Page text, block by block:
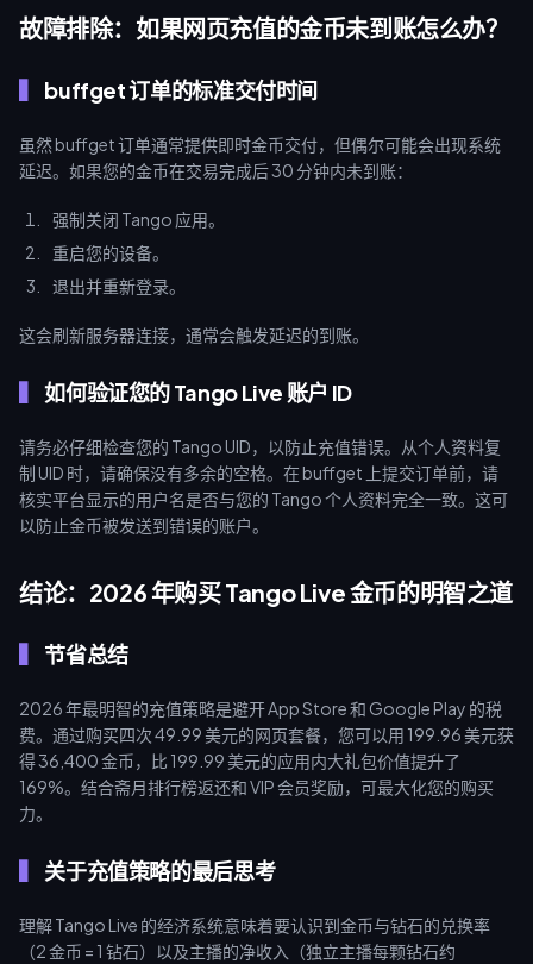
故障排除：如果网页充值的金币未到账怎么办？
buffget 订单的标准交付时间
虽然 buffget 订单通常提供即时金币交付，但偶尔可能会出现系统
延迟。如果您的金币在交易完成后 30 分钟内未到账：
强制关闭 Tango 应用。
重启您的设备。
退出并重新登录。
这会刷新服务器连接，通常会触发延迟的到账。
如何验证您的 Tango Live 账户 ID
请务必仔细检查您的 Tango UID，以防止充值错误。从个人资料复
制 UID 时，请确保没有多余的空格。在 buffget 上提交订单前，请
核实平台显示的用户名是否与您的 Tango 个人资料完全一致。这可
以防止金币被发送到错误的账户。
结论：2026 年购买 Tango Live 金币的明智之道
节省总结
2026 年最明智的充值策略是避开 App Store 和 Google Play 的税
费。通过购买四次 49.99 美元的网页套餐，您可以用 199.96 美元获
得 36,400 金币，比 199.99 美元的应用内大礼包价值提升了
169%。结合斋月排行榜返还和 VIP 会员奖励，可最大化您的购买
力。
关于充值策略的最后思考
理解 Tango Live 的经济系统意味着要认识到金币与钻石的兑换率
（2 金币 = 1 钻石）以及主播的净收入（独立主播每颗钻石约